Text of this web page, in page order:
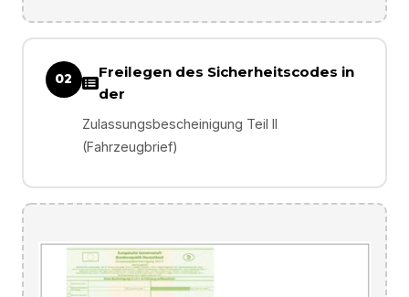
02
Freilegen des Sicherheitscodes in
der
Zulassungsbescheinigung Teil II
(Fahrzeugbrief)